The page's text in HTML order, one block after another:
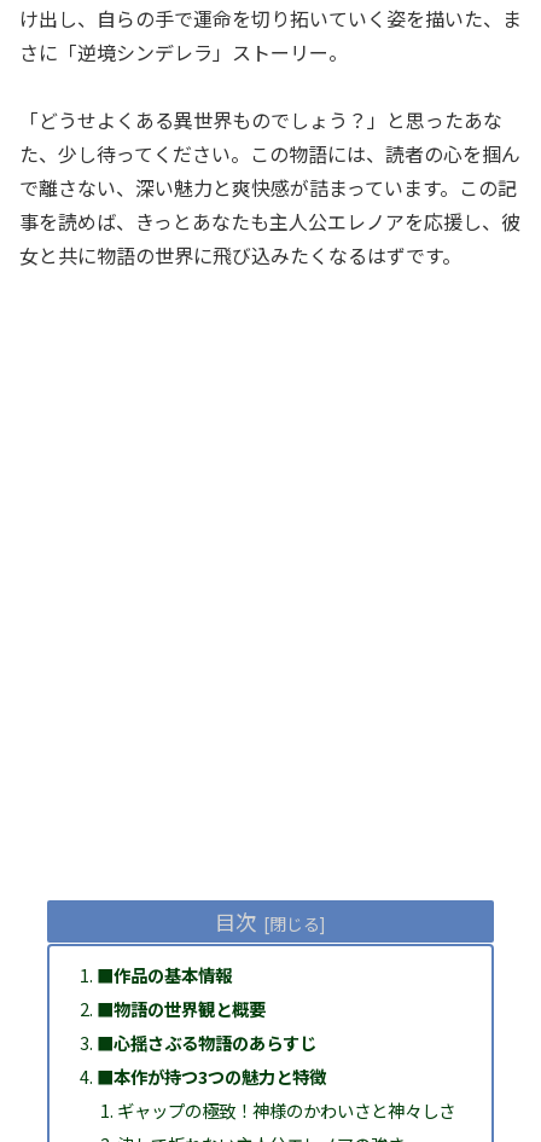
け出し、自らの手で運命を切り拓いていく姿を描いた、ま
さに「逆境シンデレラ」ストーリー。
「どうせよくある異世界ものでしょう？」と思ったあな
た、少し待ってください。この物語には、読者の心を掴ん
で離さない、深い魅力と爽快感が詰まっています。この記
事を読めば、きっとあなたも主人公エレノアを応援し、彼
女と共に物語の世界に飛び込みたくなるはずです。
目次
■作品の基本情報
■物語の世界観と概要
■心揺さぶる物語のあらすじ
■本作が持つ3つの魅力と特徴
ギャップの極致！神様のかわいさと神々しさ